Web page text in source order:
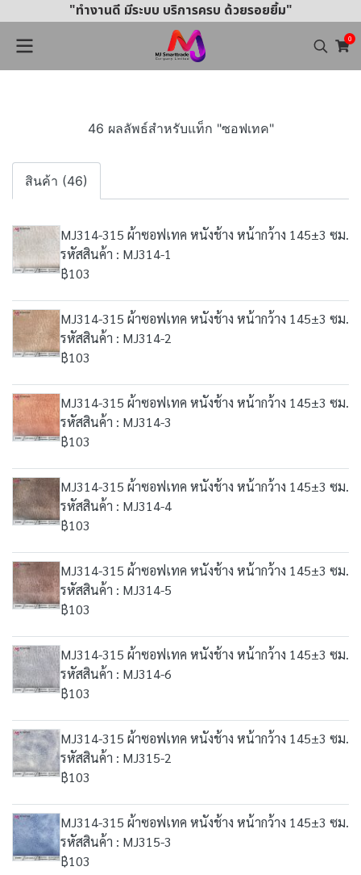
"ทำงานดี มีระบบ บริการครบ ด้วยรอยยิ้ม"
0
46 ผลลัพธ์สำหรับแท็ก "ซอฟเทค"
สินค้า (46)
MJ314-315 ผ้าซอฟเทค หนังช้าง หน้ากว้าง 145±3 ซม.
รหัสสินค้า : MJ314-1
฿103
MJ314-315 ผ้าซอฟเทค หนังช้าง หน้ากว้าง 145±3 ซม.
รหัสสินค้า : MJ314-2
฿103
MJ314-315 ผ้าซอฟเทค หนังช้าง หน้ากว้าง 145±3 ซม.
รหัสสินค้า : MJ314-3
฿103
MJ314-315 ผ้าซอฟเทค หนังช้าง หน้ากว้าง 145±3 ซม.
รหัสสินค้า : MJ314-4
฿103
MJ314-315 ผ้าซอฟเทค หนังช้าง หน้ากว้าง 145±3 ซม.
รหัสสินค้า : MJ314-5
฿103
MJ314-315 ผ้าซอฟเทค หนังช้าง หน้ากว้าง 145±3 ซม.
รหัสสินค้า : MJ314-6
฿103
MJ314-315 ผ้าซอฟเทค หนังช้าง หน้ากว้าง 145±3 ซม.
รหัสสินค้า : MJ315-2
฿103
MJ314-315 ผ้าซอฟเทค หนังช้าง หน้ากว้าง 145±3 ซม.
รหัสสินค้า : MJ315-3
฿103